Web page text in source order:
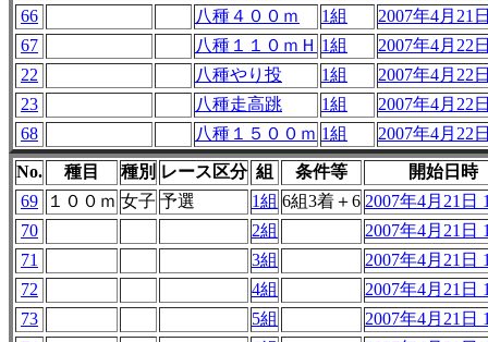
66
八種４００ｍ 1組
2007年4月21
67
八種１１０ｍＨ 1組
2007年4月22
22
八種やり投 1組
2007年4月22
23
八種走高跳 1組
2007年4月22
68
八種１５００ｍ 1組 2007年4月22
No. 種目 種別 レース区分 組 条件等
開始日時
69
１００ｍ 女子 予選 1組 6組3着＋6 2007年4月21日
70
2組
2007年4月21日
71
3組
2007年4月21日
72
4組
2007年4月21日
73
5組
2007年4月21日